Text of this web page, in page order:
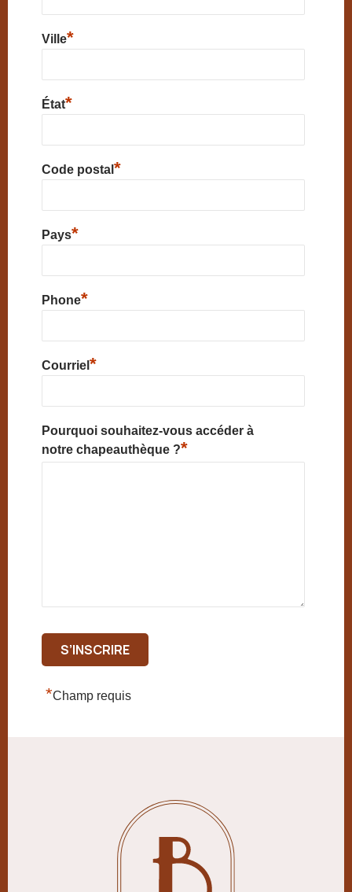
Ville*
État*
Code postal *
Pays*
Phone*
Courriel *
Pourquoi souhaitez-vous accéder à
notre chapeauthèque ?*
*Champ requis